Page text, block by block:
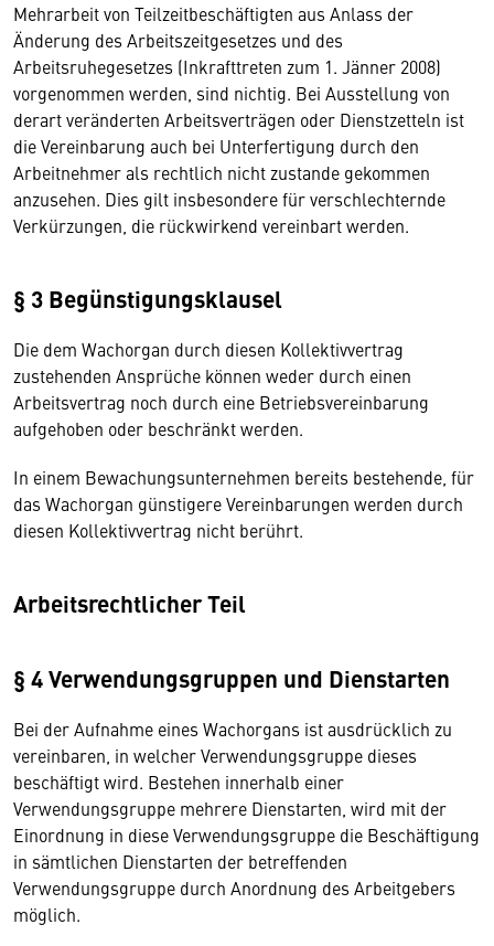
Mehrarbeit von Teilzeitbeschäftigten aus Anlass der
Änderung des Arbeitszeitgesetzes und des
Arbeitsruhegesetzes (Inkrafttreten zum 1. Jänner 2008)
vorgenommen werden, sind nichtig. Bei Ausstellung von
derart veränderten Arbeitsverträgen oder Dienstzetteln ist
die Vereinbarung auch bei Unterfertigung durch den
Arbeitnehmer als rechtlich nicht zustande gekommen
anzusehen. Dies gilt insbesondere für verschlechternde
Verkürzungen, die rückwirkend vereinbart werden.
§ 3 Begünstigungsklausel
Die dem Wachorgan durch diesen Kollektivvertrag
zustehenden Ansprüche können weder durch einen
Arbeitsvertrag noch durch eine Betriebsvereinbarung
aufgehoben oder beschränkt werden.
In einem Bewachungsunternehmen bereits bestehende, für
das Wachorgan günstigere Vereinbarungen werden durch
diesen Kollektivvertrag nicht berührt.
Arbeitsrechtlicher Teil
§ 4 Verwendungsgruppen und Dienstarten
Bei der Aufnahme eines Wachorgans ist ausdrücklich zu
vereinbaren, in welcher Verwendungsgruppe dieses
beschäftigt wird. Bestehen innerhalb einer
Verwendungsgruppe mehrere Dienstarten, wird mit der
Einordnung in diese Verwendungsgruppe die Beschäftigung
in sämtlichen Dienstarten der betreffenden
Verwendungsgruppe durch Anordnung des Arbeitgebers
möglich.